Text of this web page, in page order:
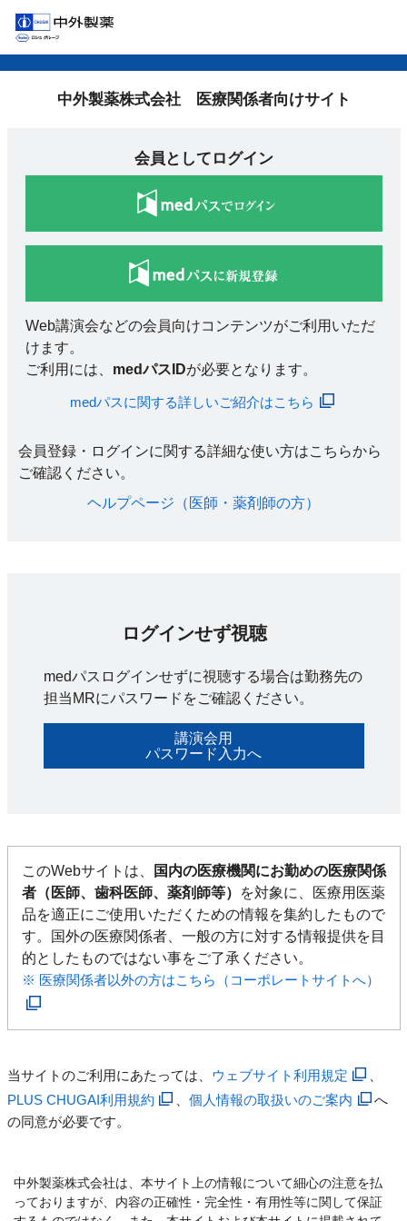
中外製薬株式会社 医療関係者向けサイト
会員としてログイン
Web講演会などの会員向けコンテンツがご利用いただ
けます。
ご利用には、 medパスIDが必要となります。
medパスに関する詳しいご紹介はこちら
会員登録・ログインに関する詳細な使い方はこちらから
ご確認ください。​
ヘルプページ（医師・薬剤師の方）​
ログインせず視聴
medパスログインせずに視聴する場合は勤務先の
担当MRにパスワードをご確認ください。
講演会用
パスワード入力へ
このWebサイトは、
国内の医療機関にお勤めの医療関係
者（医師、歯科医師、薬剤師等）
を対象に、医療用医薬
品を適正にご使用いただくための情報を集約したもので
す。国外の医療関係者、一般の方に対する情報提供を目
的としたものではない事をご了承ください。
※ 医療関係者以外の方はこちら（コーポレートサイトへ）
当サイトのご利用にあたっては、 ウェブサイト利用規定
PLUS CHUGAI利用規約
、個人情報の取扱いのご案内
へ
の同意が必要です。
中外製薬株式会社は、本サイト上の情報について細心の注意を払
っておりますが、内容の正確性・完全性・有用性等に関して保証